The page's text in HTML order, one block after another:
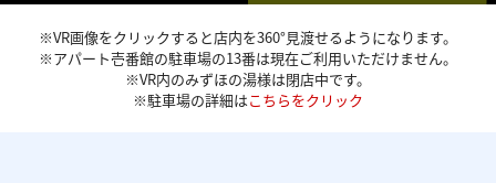
※VR画像をクリックすると店内を360°見渡せるようになります。
※アパート壱番館の駐車場の13番は現在ご利用いただけません。
※VR内のみずほの湯様は閉店中です。
※駐車場の詳細はこちらをクリック